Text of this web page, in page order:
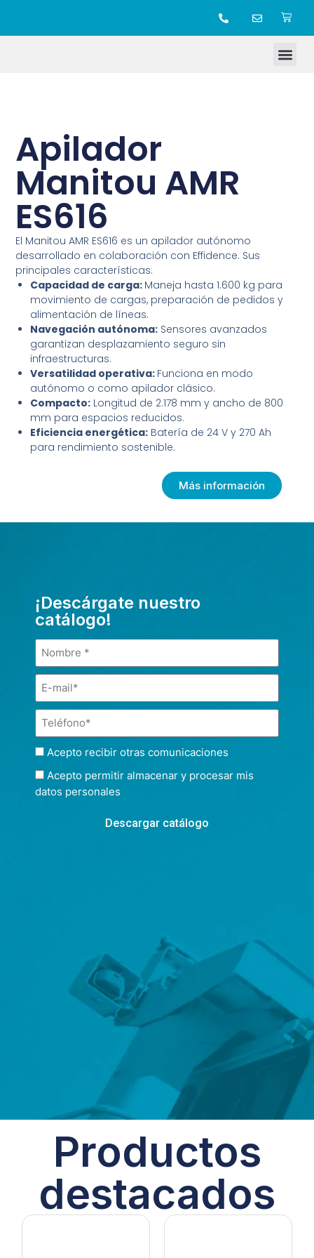
Apilador
Manitou AMR
ES616
El Manitou AMR ES616 es un apilador autónomo
desarrollado en colaboración con Effidence. Sus
principales características:
Capacidad de carga: Maneja hasta 1.600 kg para
movimiento de cargas, preparación de pedidos y
alimentación de líneas.
Navegación autónoma: Sensores avanzados
garantizan desplazamiento seguro sin
infraestructuras.
Versatilidad operativa: Funciona en modo
autónomo o como apilador clásico.
Compacto: Longitud de 2.178 mm y ancho de 800
mm para espacios reducidos.
Eficiencia energética: Batería de 24 V y 270 Ah
para rendimiento sostenible.
Más información
¡Descárgate nuestro
catálogo!
Acepto recibir otras comunicaciones
Acepto permitir almacenar y procesar mis
datos personales
Descargar catálogo
Productos
destacados